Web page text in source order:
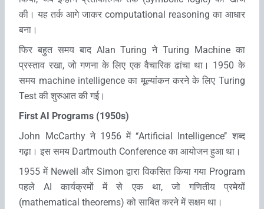
की। यह तर्क आगे जाकर computational reasoning का आधार
बना।
फिर बहुत समय बाद Alan Turing ने Turing Machine का
प्रस्ताव रखा, जो गणना के लिए एक वैचारिक ढांचा था। 1950 के
समय machine intelligence का मूल्यांकन करने के लिए Turing
Test की शुरुआत की गई।
First AI Programs (1950s)
John McCarthy ने 1956 में ‘‘Artificial Intelligence’’ शब्द
गढ़ा। इस समय Dartmouth Conference का आयोजन हुआ था।
1955 में Newell और Simon द्वारा विकसित किया गया Program
पहले AI कार्यक्रमों में से एक था, जो गणितीय प्रमेयों
(mathematical theorems) को साबित करने में सक्षम था।